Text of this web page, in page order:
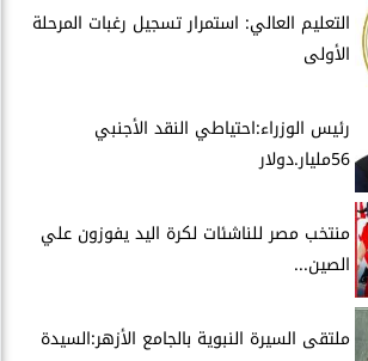
التعليم العالي: استمرار تسجيل رغبات المرحلة
الأولى
رئيس الوزراء:احتياطي النقد الأجنبي
56مليار.دولار
منتخب مصر للناشئات لكرة اليد يفوزون علي
الصين...
ملتقى السيرة النبوية بالجامع الأزهر:السيدة